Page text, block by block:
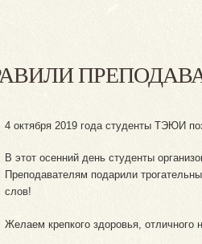
4 октября 2019 года студенты ТЭЮИ
В этот осенний день студенты
Преподавателям подарили
слов!
Желаем крепкого здоровья, отличного